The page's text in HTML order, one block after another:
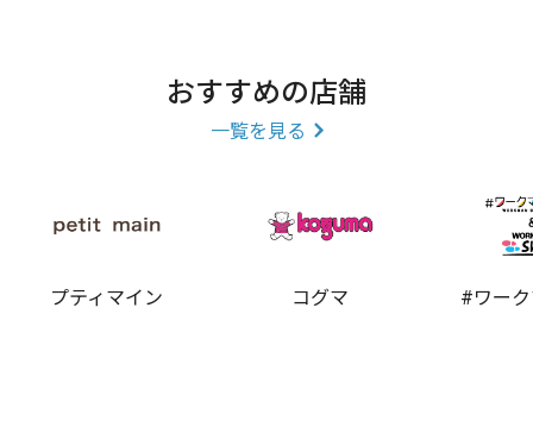
おすすめの店舗
一覧を見る
プティマイン コグマ #ワー